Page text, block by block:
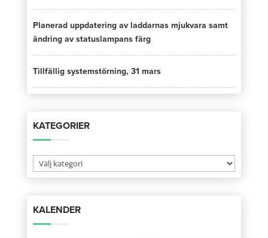
Planerad uppdatering av laddarnas mjukvara samt
ändring av statuslampans färg
Tillfällig systemstörning, 31 mars
KATEGORIER
Kategorier
KALENDER